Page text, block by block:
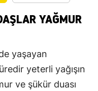
YAĞMUR
yaşayan
yeterli yağışın
ve şükür duası